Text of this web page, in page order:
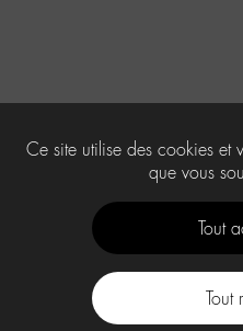
Ce site utilise des cookies et
que vous
Tout
Tout